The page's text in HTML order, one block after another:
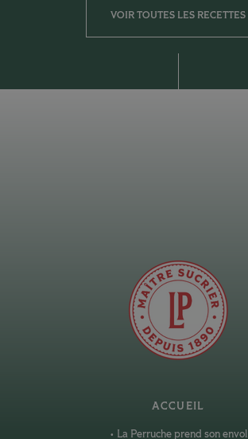
VOIR TOUTES LES RECETTES
ACCUEIL
La Perruche prend son envol